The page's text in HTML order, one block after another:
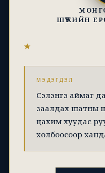
ШҮҮХИЙН
МЭДЭГДЭЛ
Сэлэнгэ аймаг
заалдах шатны
цахим хуудас
холбоосоор